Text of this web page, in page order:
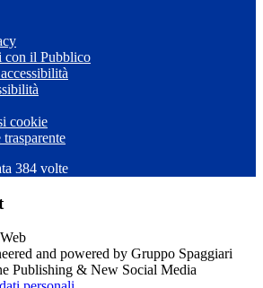
il Pubblico
cookie
384 volte
and powered by Gruppo Spaggiari
Publishing & New Social Media